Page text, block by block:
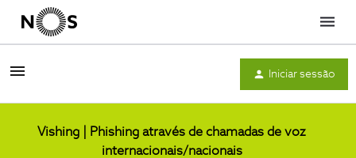
Menu
Iniciar sessão
Vishing | Phishing através de chamadas de voz
internacionais/nacionais